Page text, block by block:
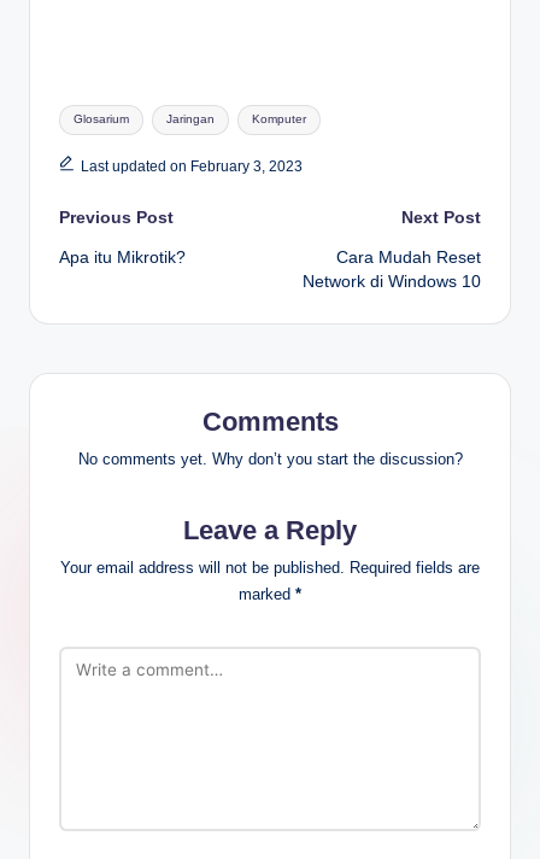
Tags:
Glosarium Jaringan Komputer
Last updated on February 3, 2023
Post
navigation
Previous Post
Apa itu Mikrotik?
Next Post
Cara Mudah Reset
Network di Windows 10
Comments
No comments yet. Why don’t you start the discussion?
Leave a Reply
Your email address will not be published.
Required fields are
marked *